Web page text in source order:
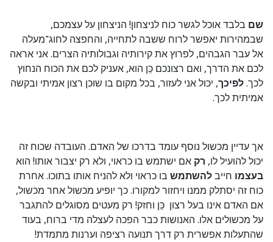
שם בלבד אוכל לגשר כוח לניצחון! הניצחון על עצמכם,
שבמהירות יאפשר לרוח ששבה לתחייה, והחפצה לחוג־מעלה
אל עבר הגבהים, לפרוץ את קירותיה וגבולותיה הצרים. אני אראה
לכם את הדרך, ואם רצונכם כֵּן הוא, אעניק לכם את הכוח הנחוץ
לכך.לפיכך, יכול אני לעזור, בכל מקום בו שוכן רצון אמיתי ובקשה
אמיתית לכך.
אך עדיין מכשול נוסף עומד בדרכו של האדם. העובדה שכוח זה
יכול להועיל לו, רק אם ישתמש בו כראוי, ולא רק יצבור אותו! הוא
בעצמו חייבלהשתמש בו כראוי ולא להניח אותו בתוכו. אחרת
כוח זה יסתלק ממנו ויחזור למקורו. כך יופיע מכשול אחר מכשול,
אם האדם אינו בעל רצון כֵּן וחזק! רק מעטים מסוגלים להתגבר
על מכשולים אלו. האנושות כבר הפכה לעצלה מדי ברוח, בעוד
שהתעלות אפשרית רק דרך תנועה רציפה וערנות מתמדת!